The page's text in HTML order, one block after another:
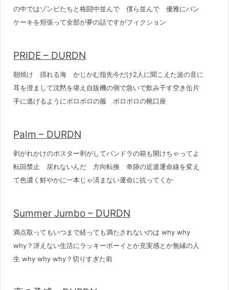
の中ではゾンビたちと格闘中並んで 僕ら並んで 優雅にパン
ケーキを頬張って全部が夢の話ですがフィクション
PRIDE – DURDN
朝焼け 揺れる海 かじかむ指先今だけ2人に聞こえた波の音に
耳を澄まして沈黙を堪え自販機の側で急いで飲み干す空き缶片
手に逃げるようにボロボロの服 ボロボロの靴口座
Palm – DURDN
剥がれかけのポスター剥がしてパンドラの箱も開けちゃってよ
転回禁止 戻れないんだ 方向転換 奇跡の近道運命線を変え
て色濃く鮮やかに一本じゃ済まない運命に抗ってくか
Summer Jumbo – DURDN
満点取ってもいつまで経っても満たされないのは why why
why？冴えない生活にラッキーボーイとか充実感とか無縁の人
生 why why why？切りすぎた前